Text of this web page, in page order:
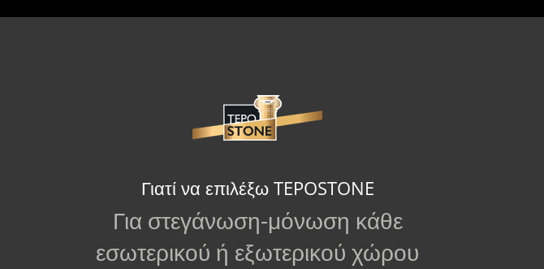
Γιατί να επιλέξω TEPOSTONE
Για στεγάνωση-μόνωση κάθε
εσωτερικού ή εξωτερικού χώρου